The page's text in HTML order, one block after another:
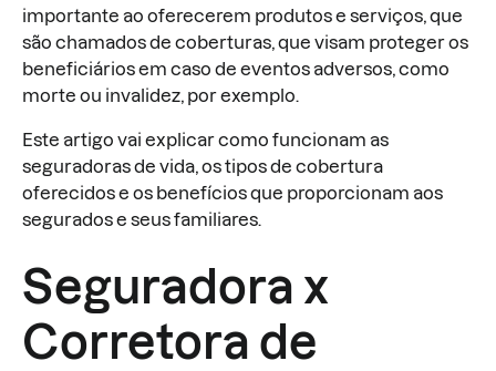
importante ao oferecerem produtos e serviços, que
são chamados de coberturas, que visam proteger os
beneficiários em caso de eventos adversos, como
morte ou invalidez, por exemplo.
Este artigo vai explicar como funcionam as
seguradoras de vida, os tipos de cobertura
oferecidos e os benefícios que proporcionam aos
segurados e seus familiares.
Seguradora x
Corretora de